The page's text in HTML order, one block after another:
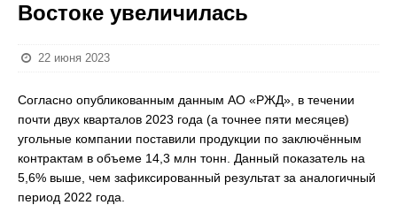
Востоке увеличилась
22 июня 2023
Согласно опубликованным данным АО «РЖД», в течении
почти двух кварталов 2023 года (а точнее пяти месяцев)
угольные компании поставили продукции по заключённым
контрактам в объеме 14,3 млн тонн. Данный показатель на
5,6% выше, чем зафиксированный результат за аналогичный
период 2022 года.